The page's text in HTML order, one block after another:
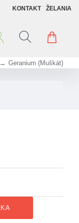
KONTAKT ŽELANIA
Geranium (Muškát)